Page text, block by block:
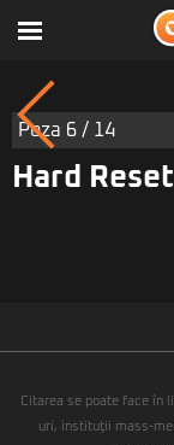
Poza 6 / 14
Hard
Citarea se poate face în
uri, instituţii mass-